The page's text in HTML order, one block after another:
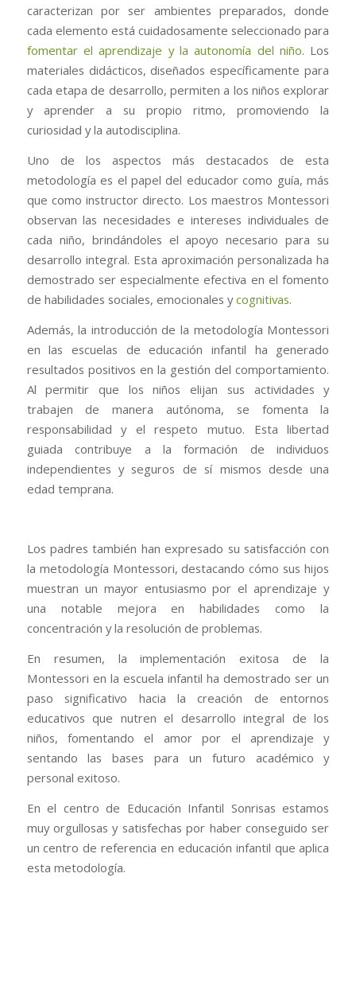
caracterizan por ser ambientes preparados, donde
cada elemento está cuidadosamente seleccionado para
fomentar el aprendizaje y la autonomía del niño. Los
materiales didácticos, diseñados específicamente para
cada etapa de desarrollo, permiten a los niños explorar
y aprender a su propio ritmo, promoviendo la
curiosidad y la autodisciplina.
Uno de los aspectos más destacados de esta
metodología es el papel del educador como guía, más
que como instructor directo. Los maestros Montessori
observan las necesidades e intereses individuales de
cada niño, brindándoles el apoyo necesario para su
desarrollo integral. Esta aproximación personalizada ha
demostrado ser especialmente efectiva en el fomento
de habilidades sociales, emocionales ycognitivas.
Además, la introducción de la metodología Montessori
en las escuelas de educación infantil ha generado
resultados positivos en la gestión del comportamiento.
Al permitir que los niños elijan sus actividades y
trabajen de manera autónoma, se fomenta la
responsabilidad y el respeto mutuo. Esta libertad
guiada contribuye a la formación de individuos
independientes y seguros de sí mismos desde una
edad temprana.
Los padres también han expresado su satisfacción con
la metodología Montessori, destacando cómo sus hijos
muestran un mayor entusiasmo por el aprendizaje y
una notable mejora en habilidades como la
concentración y la resolución de problemas.
En resumen, la implementación exitosa de la
Montessori en la escuela infantil ha demostrado ser un
paso significativo hacia la creación de entornos
educativos que nutren el desarrollo integral de los
niños, fomentando el amor por el aprendizaje y
sentando las bases para un futuro académico y
personal exitoso.
En el centro de Educación Infantil Sonrisas estamos
muy orgullosas y satisfechas por haber conseguido ser
un centro de referencia en educación infantil que aplica
esta metodología.